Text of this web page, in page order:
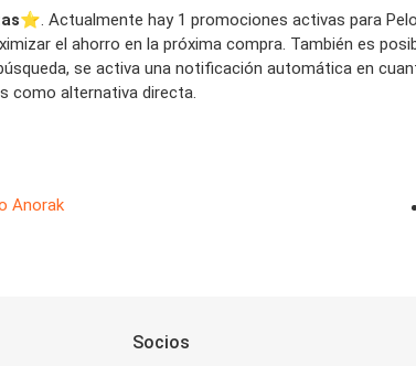
⭐️. Actualmente hay 1 promociones activas para
el ahorro en la próxima compra. También es
se activa una notificación automática en
como alternativa directa.
Anorak
Socios